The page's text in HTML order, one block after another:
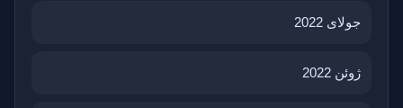
جولای 2022
ژوئن 2022